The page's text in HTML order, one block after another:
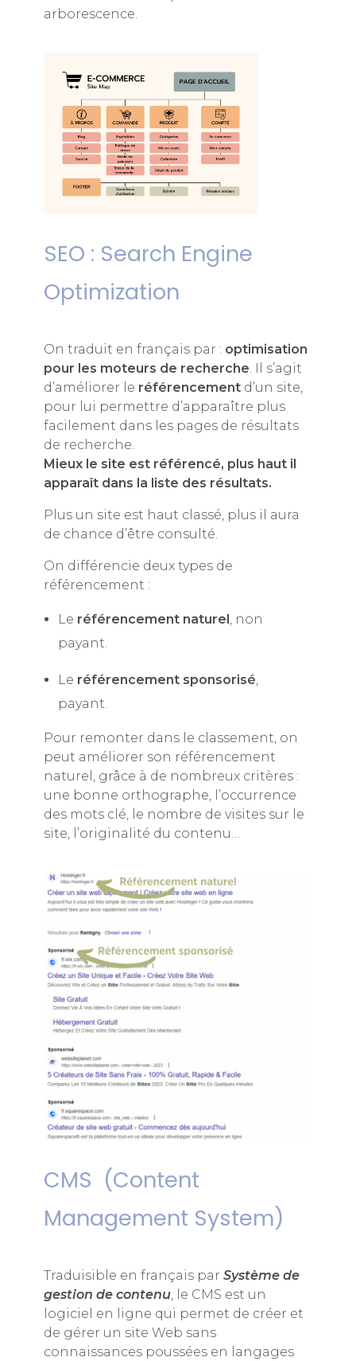
arborescence.
SEO : Search Engine
Optimization
On traduit en français par : optimisation
pour les moteurs de recherche . Il s’agit
d’améliorer le référencement d’un site,
pour lui permettre d’apparaître plus
facilement dans les pages de résultats
de recherche.
Mieux le site est référencé, plus haut il
apparaît dans la liste des résultats.
Plus un site est haut classé, plus il aura
de chance d’être consulté.
On différencie deux types de
référencement :
Le référencement naturel , non
payant.
Le référencement sponsorisé
payant.
Pour remonter dans le classement, on
peut améliorer son référencement
naturel, grâce à de nombreux critères :
une bonne orthographe, l’occurrence
des mots clé, le nombre de visites sur le
site, l’originalité du contenu…
CMS (Content
Management System)
Traduisible en français par Système de
gestion de contenu, le CMS est un
logiciel en ligne qui permet de créer et
de gérer un site Web sans
connaissances poussées en langages